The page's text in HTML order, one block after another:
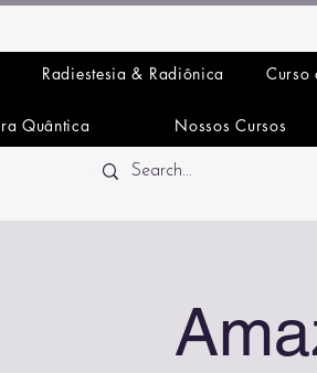
Radiestesia & Radiônica Curso
Quântica Nossos Cursos